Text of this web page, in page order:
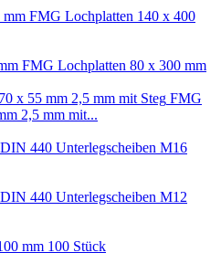
FMG Lochplatten 140 x 400
FMG Lochplatten 80 x 300 mm
FMG
2,5 mm mit...
Unterlegscheiben M16
Unterlegscheiben M12